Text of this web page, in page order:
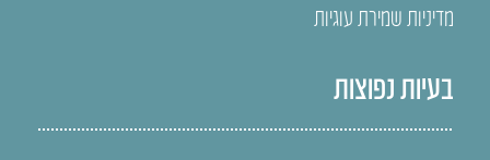
מדיניות שמירת עוגיות
בעיות נפוצות